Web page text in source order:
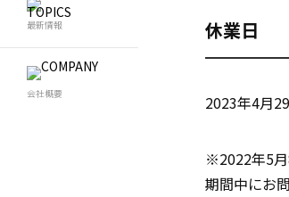
最新情報
会社概要
休業日
2023年4月
※2022年5月
期間中にお